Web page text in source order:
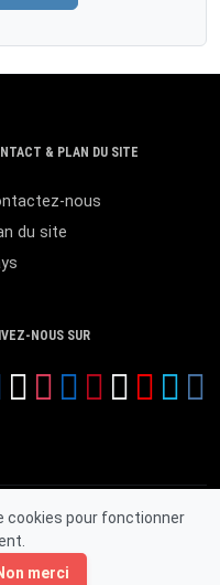
cookies pour fonctionner
merci
& PLAN DU SITE
nous
du site
NOUS SUR
droits réservés.